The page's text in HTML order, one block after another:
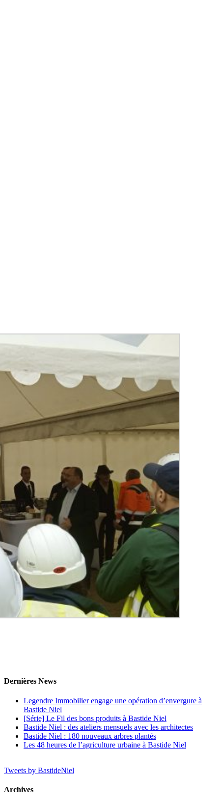
Dernières News
Legendre Immobilier engage une opération d’envergure à
Bastide Niel
[Série] Le Fil des bons produits à Bastide Niel
Bastide Niel : des ateliers mensuels avec les architectes
Bastide Niel : 180 nouveaux arbres plantés
Les 48 heures de l’agriculture urbaine à Bastide Niel
Tweets by BastideNiel
Archives